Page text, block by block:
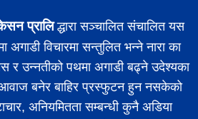
प्रालिद्धारा सञ्चालित संचालित यस
विचारमा सन्तुलित भन्ने नारा का
र उन्नतीको पथमा अगाडी बढ्ने उदेश्यका
बनेर बाहिर प्रस्फुटन हुन नसकेको
अनियमितता सम्बन्धी कुनै अडिया